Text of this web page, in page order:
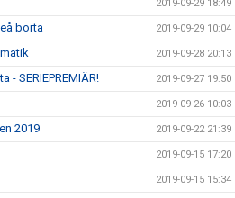
2019-09-29 18:49
borta 2019-09-29 10:04
2019-09-28 20:13
- SERIEPREMIÄR! 2019-09-27 19:50
2019-09-26 10:03
2019 2019-09-22 21:39
2019-09-15 17:20
2019-09-15 15:34